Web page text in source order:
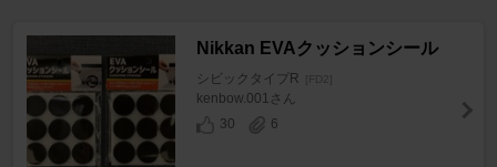
Nikkan EVAクッションシール
シビックタイプR [FD2]
kenbow.001さん
30
6